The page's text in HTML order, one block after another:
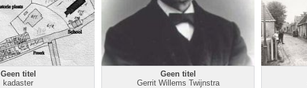
Geen titel
kadaster
Geen titel
Gerrit Willems Twijnstra